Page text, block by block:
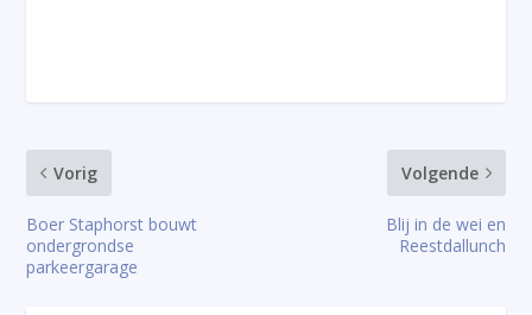
Vorig
Boer Staphorst bouwt
ondergrondse
parkeergarage
Volgende
Blij in de wei en
Reestdallunch